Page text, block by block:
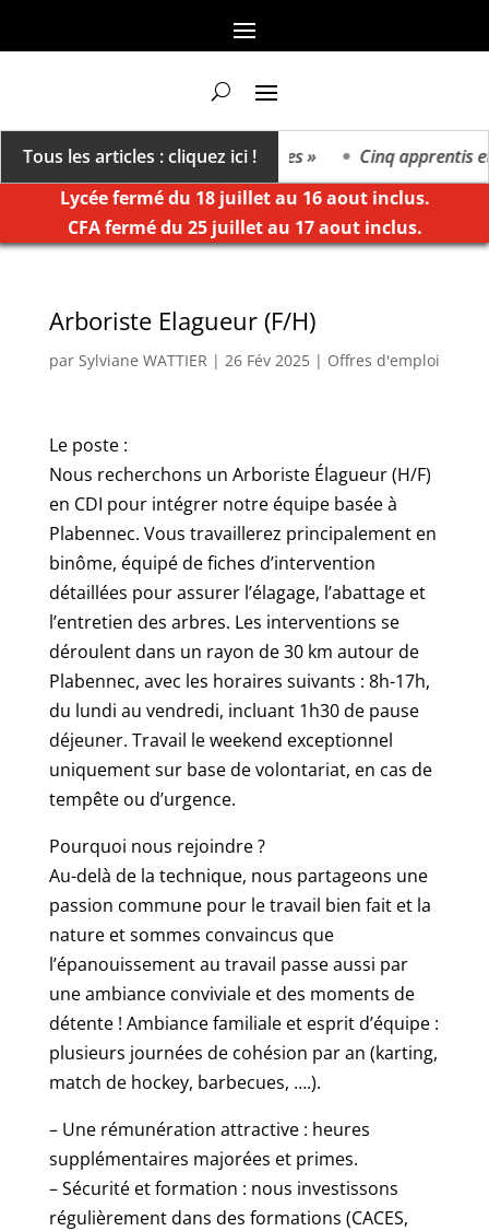
Tous les articles : cliquez ici !
va vers un millésime des extrêmes »
Cinq apprentis et
Lycée fermé du 18 juillet au 16 aout inclus.
CFA fermé du 25 juillet au 17 aout inclus.
Arboriste Elagueur (F/H)
par Sylviane WATTIER | 26 Fév 2025| Offres d'emploi
Le poste :
Nous recherchons un Arboriste Élagueur (H/F)
en CDI pour intégrer notre équipe basée à
Plabennec. Vous travaillerez principalement en
binôme, équipé de fiches d’intervention
détaillées pour assurer l’élagage, l’abattage et
l’entretien des arbres. Les interventions se
déroulent dans un rayon de 30 km autour de
Plabennec, avec les horaires suivants : 8h-17h,
du lundi au vendredi, incluant 1h30 de pause
déjeuner. Travail le weekend exceptionnel
uniquement sur base de volontariat, en cas de
tempête ou d’urgence.
Pourquoi nous rejoindre ?
Au-delà de la technique, nous partageons une
passion commune pour le travail bien fait et la
nature et sommes convaincus que
l’épanouissement au travail passe aussi par
une ambiance conviviale et des moments de
détente ! Ambiance familiale et esprit d’équipe :
plusieurs journées de cohésion par an (karting,
match de hockey, barbecues, ….).
– Une rémunération attractive : heures
supplémentaires majorées et primes.
– Sécurité et formation : nous investissons
régulièrement dans des formations (CACES,